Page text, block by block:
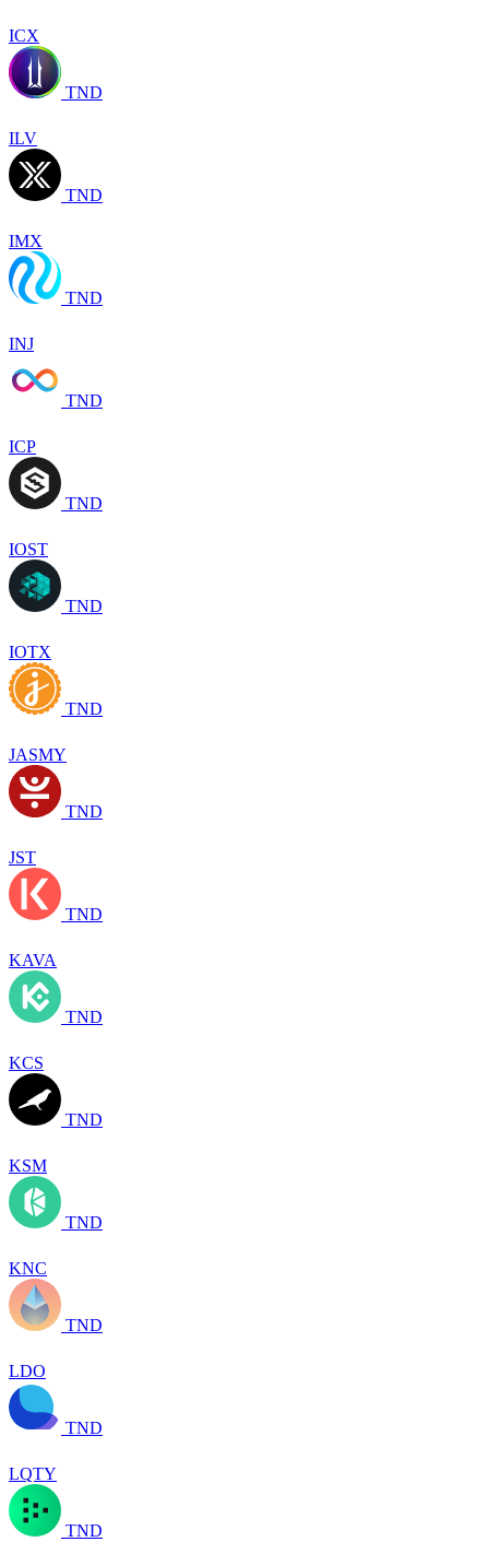
ICX
TND
ILV
TND
IMX
TND
INJ
TND
ICP
TND
IOST
TND
IOTX
TND
JASMY
TND
JST
TND
KAVA
TND
KCS
TND
KSM
TND
KNC
TND
LDO
TND
LQTY
TND